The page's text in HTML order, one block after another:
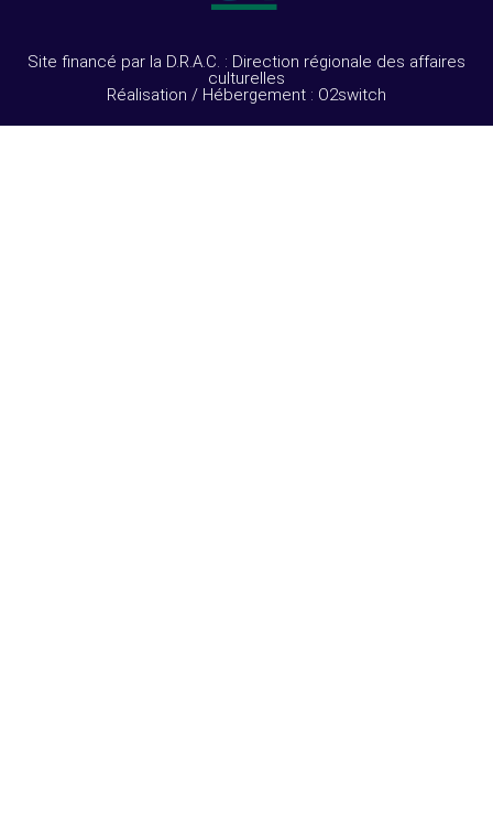
Site financé par la D.R.A.C. : Direction régionale des affaires
culturelles
Réalisation / Hébergement : O2switch